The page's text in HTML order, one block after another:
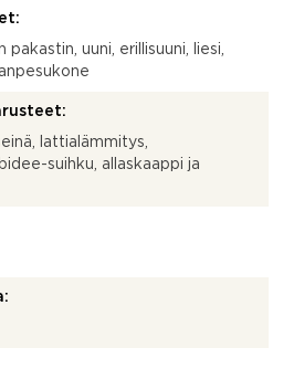
pakastin, uuni, erillisuuni, liesi,
lattialämmitys,
suihku, allaskaappi ja